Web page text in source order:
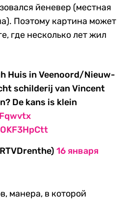
йеневер (местная
Поэтому картина может
где несколько лет жил
Huis in Veenoord/Nieuw-
schilderij van Vincent
De kans is klein
16 января
манера, в которой